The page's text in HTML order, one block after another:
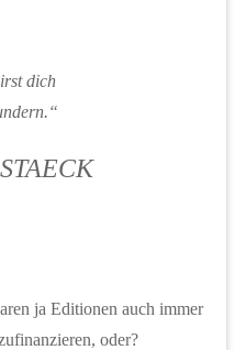
dich
ja Editionen auch immer
oder?